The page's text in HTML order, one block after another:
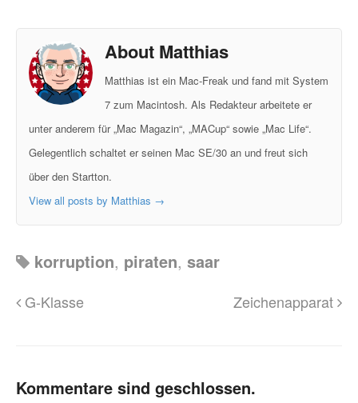
About Matthias
Matthias ist ein Mac-Freak und fand mit System
7 zum Macintosh. Als Redakteur arbeitete er
unter anderem für „Mac Magazin“, „MACup“ sowie „Mac Life“.
Gelegentlich schaltet er seinen Mac SE/30 an und freut sich
über den Startton.
View all posts by Matthias →
korruption, piraten, saar
G-Klasse Zeichenapparat
Kommentare sind geschlossen.